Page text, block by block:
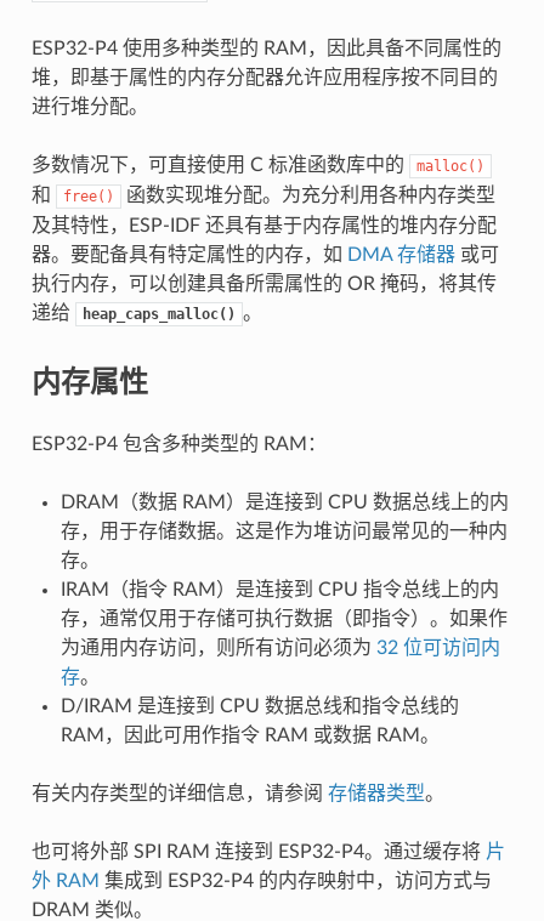
ESP32-P4 使用多种类型的 RAM，因此具备不同属性的
堆，即基于属性的内存分配器允许应用程序按不同目的
进行堆分配。
多数情况下，可直接使用 C 标准函数库中的 malloc()
和 free()
函数实现堆分配。为充分利用各种内存类型
及其特性，ESP-IDF 还具有基于内存属性的堆内存分配
器。要配备具有特定属性的内存，如
DMA 存储器或可
执行内存，可以创建具备所需属性的 OR 掩码，将其传
递给
heap_caps_malloc() 。
内存属性
ESP32-P4 包含多种类型的 RAM：
DRAM（数据 RAM）是连接到 CPU 数据总线上的内
存，用于存储数据。这是作为堆访问最常见的一种内
存。
IRAM（指令 RAM）是连接到 CPU 指令总线上的内
存，通常仅用于存储可执行数据（即指令）。如果作
为通用内存访问，则所有访问必须为 32 位可访问内
存。
D/IRAM 是连接到 CPU 数据总线和指令总线的
RAM，因此可用作指令 RAM 或数据 RAM。
有关内存类型的详细信息，请参阅 存储器类型。
也可将外部 SPI RAM 连接到 ESP32-P4。通过缓存将 片
外 RAM 集成到 ESP32-P4 的内存映射中，访问方式与
DRAM 类似。